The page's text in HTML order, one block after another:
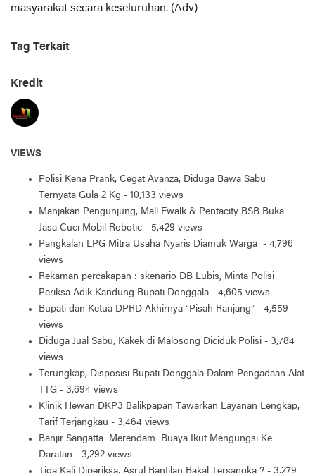
masyarakat secara keseluruhan. (Adv)
Tag Terkait
Kredit
VIEWS
Polisi Kena Prank, Cegat Avanza, Diduga Bawa Sabu
Ternyata Gula 2 Kg - 10,133 views
Manjakan Pengunjung, Mall Ewalk & Pentacity BSB Buka
Jasa Cuci Mobil Robotic - 5,429 views
Pangkalan LPG Mitra Usaha Nyaris Diamuk Warga - 4,796
views
Rekaman percakapan : skenario DB Lubis, Minta Polisi
Periksa Adik Kandung Bupati Donggala - 4,605 views
Bupati dan Ketua DPRD Akhirnya “Pisah Ranjang” - 4,559
views
Diduga Jual Sabu, Kakek di Malosong Diciduk Polisi - 3,784
views
Terungkap, Disposisi Bupati Donggala Dalam Pengadaan Alat
TTG - 3,694 views
Klinik Hewan DKP3 Balikpapan Tawarkan Layanan Lengkap,
Tarif Terjangkau - 3,464 views
Banjir Sangatta Merendam Buaya Ikut Mengungsi Ke
Daratan - 3,292 views